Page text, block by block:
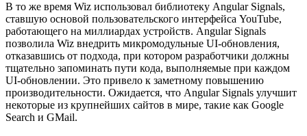
В то же время Wiz использовал библиотеку Angular Signals,
ставшую основой пользовательского интерфейса YouTube,
работающего на миллиардах устройств. Angular Signals
позволила Wiz внедрить микромодульные UI-обновления,
отказавшись от подхода, при котором разработчики должны
тщательно запоминать пути кода, выполняемые при каждом
UI-обновлении. Это привело к заметному повышению
производительности. Ожидается, что Angular Signals улучшит
некоторые из крупнейших сайтов в мире, такие как Google
Search и GMail.